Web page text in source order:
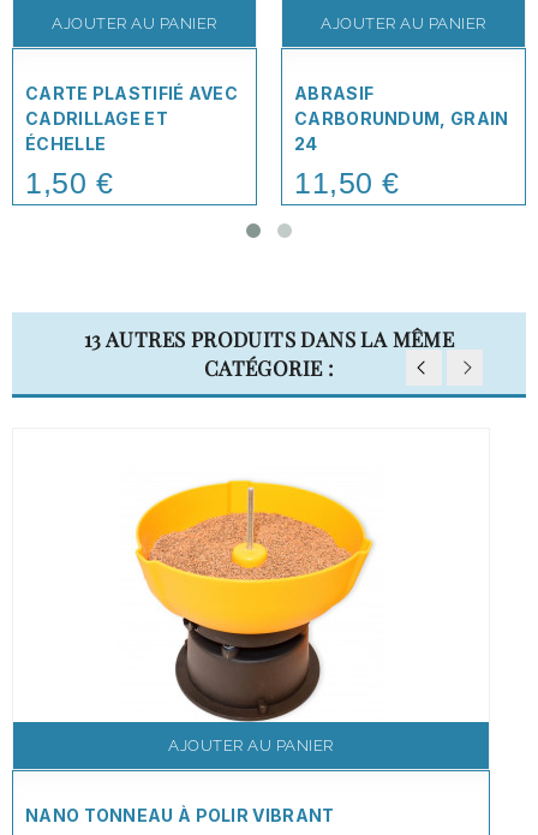
AJOUTER AU PANIER
CARTE PLASTIFIÉ AVEC
CADRILLAGE ET
ÉCHELLE
Price
1,50 €
AJOUTER AU PANIER
ABRASIF
CARBORUNDUM, GRAIN
24
Price
11,50 €
13 AUTRES PRODUITS DANS LA MÊME
CATÉGORIE :
AJOUTER AU PANIER
NANO TONNEAU À POLIR VIBRANT